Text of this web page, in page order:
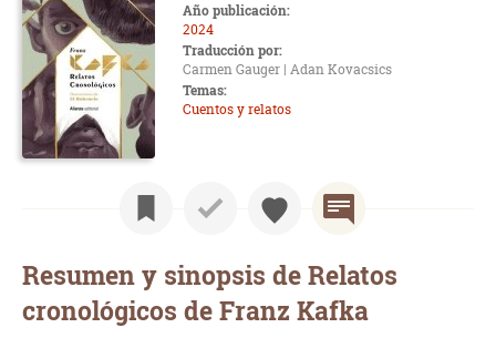
Año publicación:
2024
Traducción por:
Carmen Gauger | Adan Kovacsics
Temas:
Cuentos y relatos
Resumen y sinopsis de Relatos
cronológicos de Franz Kafka